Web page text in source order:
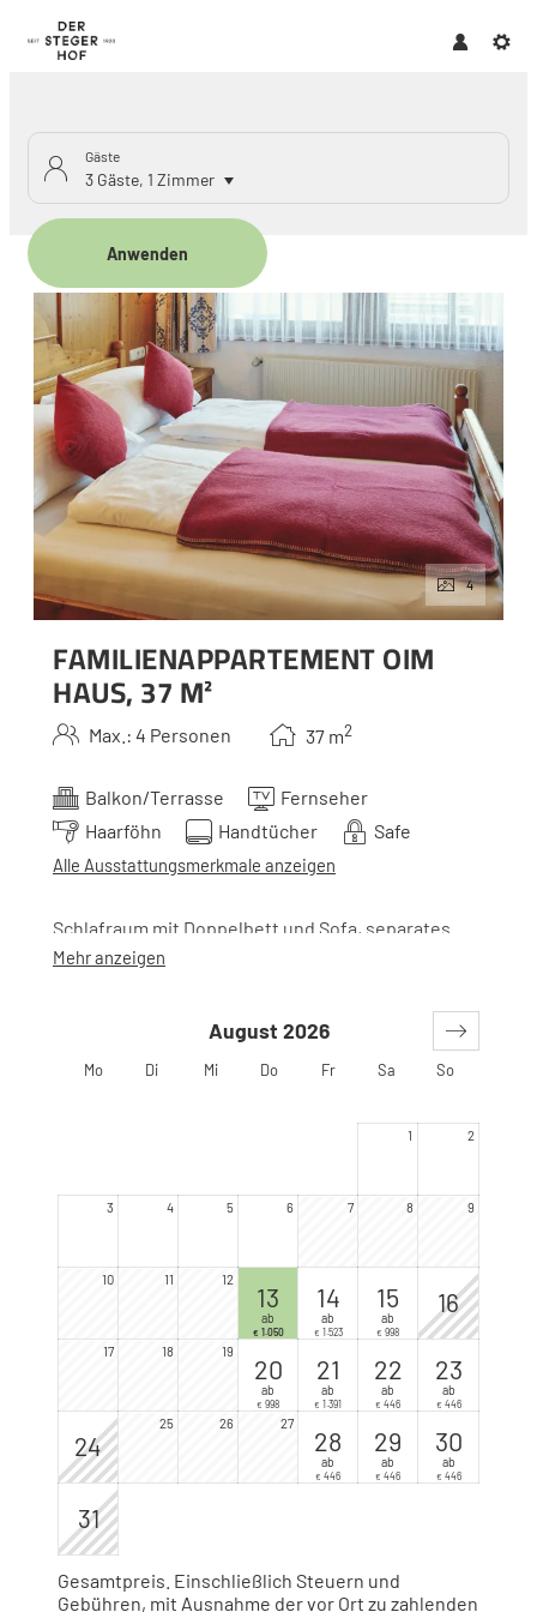
Gäste
3 Gäste, 1 Zimmer
Anwenden
Unsere Angebote im Zimmer
4
FAMILIENAPPARTEMENT OIM
HAUS, 37 M²
Max.: 4 Personen 37 m2
Balkon/Terrasse
Fernseher
Haarföhn
Handtücher Safe
Alle Ausstattungsmerkmale anzeigen
Schlafraum mit Doppelbett und Sofa, separates
Kinderzimmer mit Doppelbett, Bad, separtes WC
gehören alle zusammen, aber damit man sich leichter
Mehr anzeigen
Mo Di Mi Do Fr Sa So
August 2026
1 2
3 4 5 6 7 8 9
10 11 12
13
ab
€ 1.050
14
ab
€ 1.523
15
ab
€ 998
16
17 18 19
20
ab
€ 998
21
ab
€ 1.391
22
ab
€ 446
23
ab
€ 446
24
25 26 27
28
ab
€ 446
29
ab
€ 446
30
ab
€ 446
31
Gesamtpreis . Einschließlich Steuern und
Gebühren, mit Ausnahme der vor Ort zu zahlenden